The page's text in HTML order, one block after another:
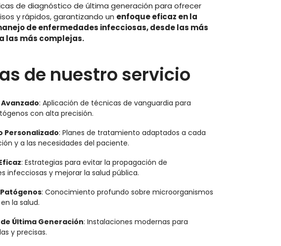
de diagnóstico de última generación para ofrecer
y rápidos, garantizando un enfoque eficaz en la
de enfermedades infecciosas, desde las más
las más complejas.
de nuestro servicio
: Aplicación de técnicas de vanguardia para
con alta precisión.
Personalizado: Planes de tratamiento adaptados a cada
y a las necesidades del paciente.
: Estrategias para evitar la propagación de
infecciosas y mejorar la salud pública.
: Conocimiento profundo sobre microorganismos
la salud.
Última Generación: Instalaciones modernas para
y precisas.